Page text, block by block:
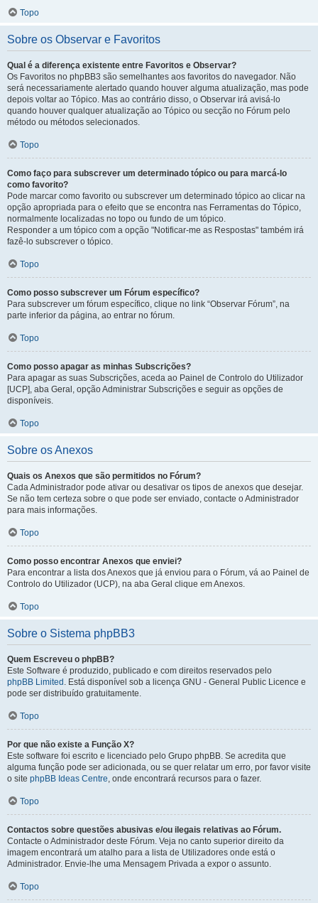
Topo
Sobre os Observar e Favoritos
Qual é a diferença existente entre Favoritos e Observar?
Os Favoritos no phpBB3 são semelhantes aos favoritos do navegador. Não
será necessariamente alertado quando houver alguma atualização, mas pode
depois voltar ao Tópico. Mas ao contrário disso, o Observar irá avisá-lo
quando houver qualquer atualização ao Tópico ou secção no Fórum pelo
método ou métodos selecionados.
Topo
Como faço para subscrever um determinado tópico ou para marcá-lo
como favorito?
Pode marcar como favorito ou subscrever um determinado tópico ao clicar na
opção apropriada para o efeito que se encontra nas Ferramentas do Tópico,
normalmente localizadas no topo ou fundo de um tópico.
Responder a um tópico com a opção "Notificar-me as Respostas" também irá
fazê-lo subscrever o tópico.
Topo
Como posso subscrever um Fórum específico?
Para subscrever um fórum específico, clique no link “Observar Fórum”, na
parte inferior da página, ao entrar no fórum.
Topo
Como posso apagar as minhas Subscrições?
Para apagar as suas Subscrições, aceda ao Painel de Controlo do Utilizador
[UCP], aba Geral, opção Administrar Subscrições e seguir as opções de
disponíveis.
Topo
Sobre os Anexos
Quais os Anexos que são permitidos no Fórum?
Cada Administrador pode ativar ou desativar os tipos de anexos que desejar.
Se não tem certeza sobre o que pode ser enviado, contacte o Administrador
para mais informações.
Topo
Como posso encontrar Anexos que enviei?
Para encontrar a lista dos Anexos que já enviou para o Fórum, vá ao Painel de
Controlo do Utilizador (UCP), na aba Geral clique em Anexos.
Topo
Sobre o Sistema phpBB3
Quem Escreveu o phpBB?
Este Software é produzido, publicado e com direitos reservados pelo
phpBB Limited . Está disponível sob a licença GNU - General Public Licence e
pode ser distribuído gratuitamente.
Topo
Por que não existe a Função X?
Este software foi escrito e licenciado pelo Grupo phpBB. Se acredita que
alguma função pode ser adicionada, ou se quer relatar um erro, por favor visite
o site phpBB Ideas Centre, onde encontrará recursos para o fazer.
Topo
Contactos sobre questões abusivas e/ou ilegais relativas ao Fórum.
Contacte o Administrador deste Fórum. Veja no canto superior direito da
imagem encontrará um atalho para a lista de Utilizadores onde está o
Administrador. Envie-lhe uma Mensagem Privada a expor o assunto.
Topo